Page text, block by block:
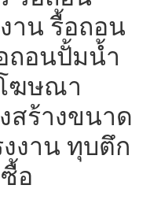
าน รื้อถอน
ถอนปั้มน้ำ
ฆษณา
สร้างขนาด
งาน ทุบตึก
อ